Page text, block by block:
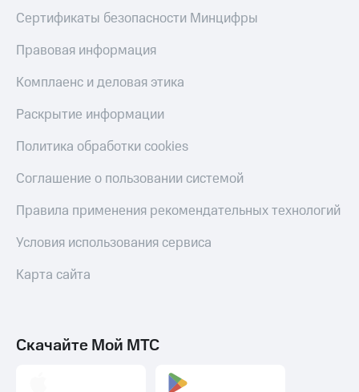
Сертификаты безопасности Минцифры
Правовая информация
Комплаенс и деловая этика
Раскрытие информации
Политика обработки cookies
Соглашение о пользовании системой
Правила применения рекомендательных технологий
Условия использования сервиса
Карта сайта
Скачайте Мой МТС